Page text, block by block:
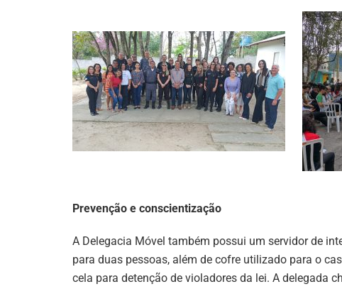
Prevenção e conscientização
A Delegacia Móvel também possui um servidor de
para duas pessoas, além de cofre utilizado para o
cela para detenção de violadores da lei. A delegada